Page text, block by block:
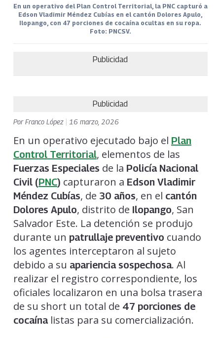
En un operativo del Plan Control Territorial, la PNC capturó a
Edson Vladimir Méndez Cubías en el cantón Dolores Apulo,
Ilopango, con 47 porciones de cocaína ocultas en su ropa.
Foto: PNCSV.
Publicidad
Publicidad
PorFranco López 16 marzo, 2026
En un operativo ejecutado bajo el Plan
Control Territorial, elementos de las
Fuerzas Especiales de la Policía Nacional
Civil (PNC) capturaron a Edson Vladimir
Méndez Cubías, de 30 años, en el cantón
Dolores Apulo, distrito de Ilopango, San
Salvador Este. La detención se produjo
durante un patrullaje preventivo cuando
los agentes interceptaron al sujeto
debido a su apariencia sospechosa. Al
realizar el registro correspondiente, los
oficiales localizaron en una bolsa trasera
de su short un total de 47 porciones de
cocaínalistas para su comercialización.